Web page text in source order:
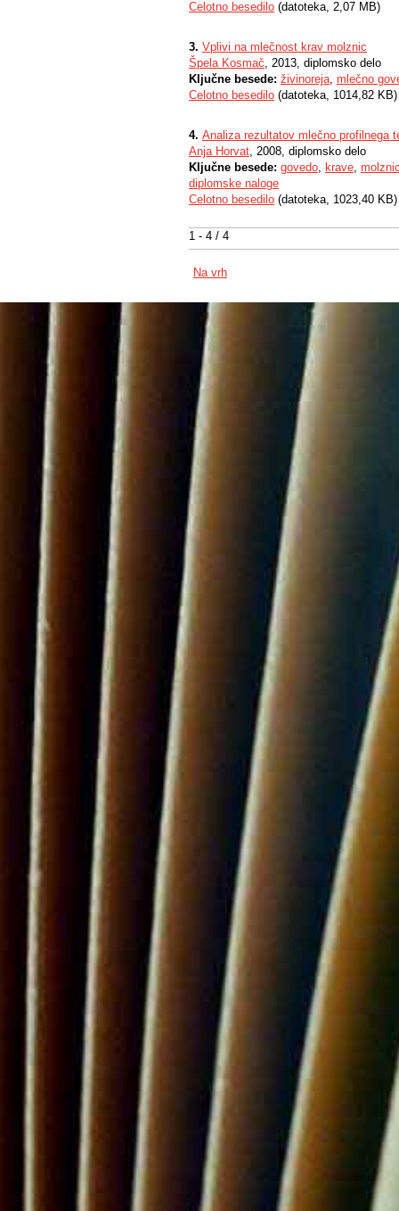
1 - 4 / 4
Celotno besedilo (datoteka, 2,07 MB)
3. Vplivi na mlečnost krav molznic
Špela Kosmač, 2013, diplomsko delo
Ključne besede: živinoreja, mlečno
Celotno besedilo (datoteka, 1014,82 KB)
4. Analiza rezultatov mlečno profilnega
Anja Horvat, 2008, diplomsko delo
Ključne besede: govedo, krave,
diplomske naloge
Celotno besedilo (datoteka, 1023,40 KB)
Na vrh